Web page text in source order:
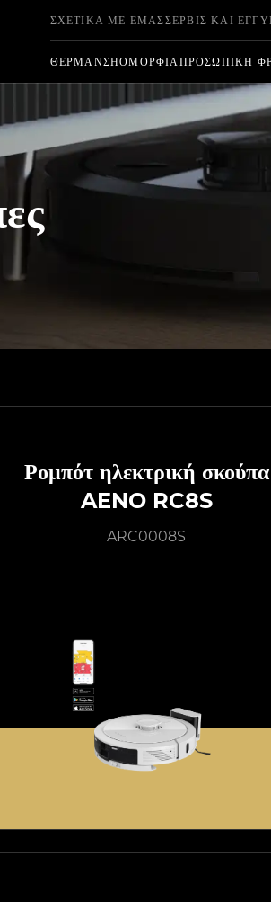
ΣΧΕΤΙΚΆ ΜΕ ΕΜΆΣΣΈΡΒΙΣ ΚΑΙ
ΘΈΡΜΑΝΣΗΟΜΟΡΦΙΆΠΡΟΣΩΠΙΚΉ
Ρομπότ ηλεκτρική σκούπα
AENO RC8S
ARC0008S